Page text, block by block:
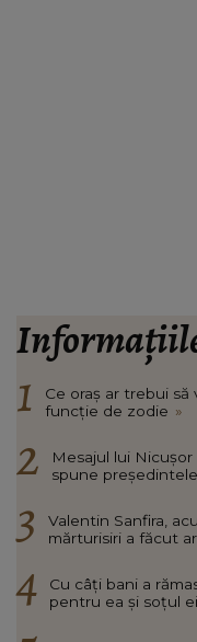
Ce oraș ar trebui
funcție de zodie »
Mesajul lui
spune
Valentin Sanfira,
mărturisiri a făcut
Cu câți bani a
pentru ea și soțul ei,